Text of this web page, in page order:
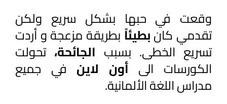
تقدمي كان بطيئاً
تسريع الخطى. بسبب الجائحة،
الكورسات الى أون لاين
مدراس اللغة الألمانية.